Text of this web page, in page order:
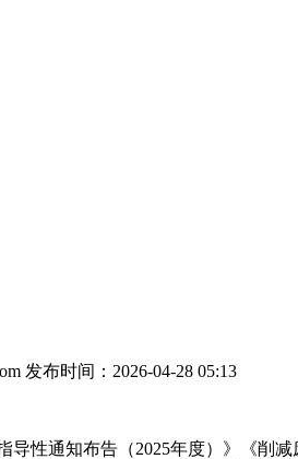
发布时间：2026-04-28 05:13
通知布告（2025年度）》《削减